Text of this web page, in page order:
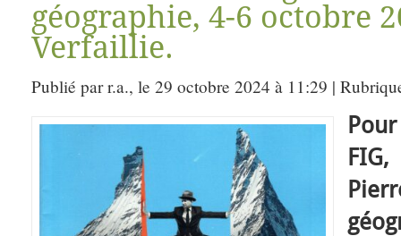
géographie, 4-6 octobre
Verfaillie.
Publié par r.a., le 29 octobre 2024 à 11:29 |